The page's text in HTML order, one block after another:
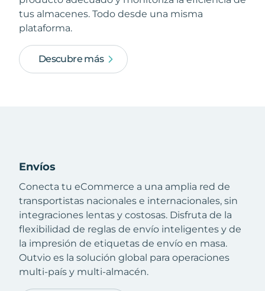
tus almacenes. Todo desde una misma
plataforma.
Descubre más
Envíos
Conecta tu eCommerce a una amplia red de
transportistas nacionales e internacionales, sin
integraciones lentas y costosas. Disfruta de la
flexibilidad de reglas de envío inteligentes y de
la impresión de etiquetas de envío en masa.
Outvio es la solución global para operaciones
multi-país y multi-almacén.